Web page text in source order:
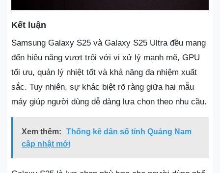
Kết luận
Samsung Galaxy S25 và Galaxy S25 Ultra đều mang
đến hiệu năng vượt trội với vi xử lý mạnh mẽ, GPU
tối ưu, quản lý nhiệt tốt và khả năng đa nhiệm xuất
sắc. Tuy nhiên, sự khác biệt rõ ràng giữa hai mẫu
máy giúp người dùng dễ dàng lựa chọn theo nhu cầu.
Xem thêm:
Thống kê dân số tỉnh Quảng Nam
cập nhật mới